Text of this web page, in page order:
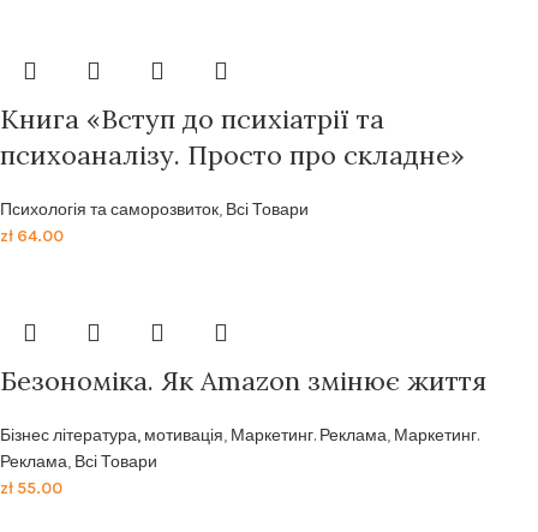
Книга «Вступ до психіатрії та
психоаналізу. Просто про складне»
Психологія та саморозвиток, Всі Товари
zł 64.00
Безономіка. Як Amazon змінює життя
Бізнес література, мотивація, Маркетинг. Реклама, Маркетинг.
Реклама, Всі Товари
zł 55.00